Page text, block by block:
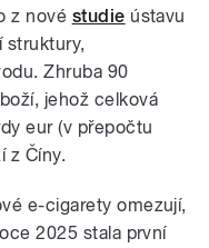
z nové studie ústavu
struktury,
Zhruba 90
jehož celková
eur (v přepočtu
z Číny.
e-cigarety omezují,
2025 stala první